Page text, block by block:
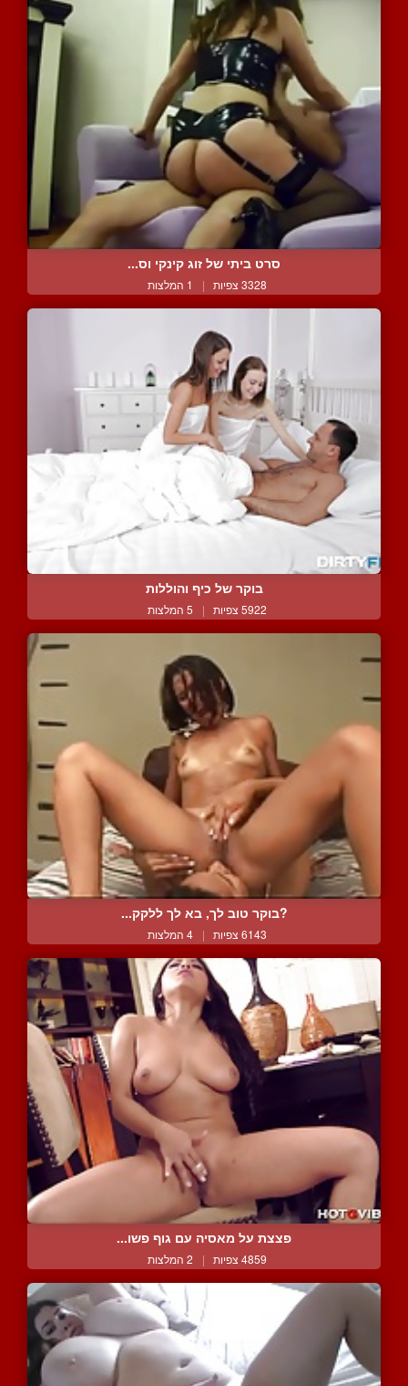
סרט ביתי של זוג קינקי וס...
3328 צפיות | 1 המלצות
בוקר של כיף והוללות
5922 צפיות | 5 המלצות
?בוקר טוב לך, בא לך ללקק...
6143 צפיות | 4 המלצות
פצצת על מאסיה עם גוף פשו...
4859 צפיות | 2 המלצות